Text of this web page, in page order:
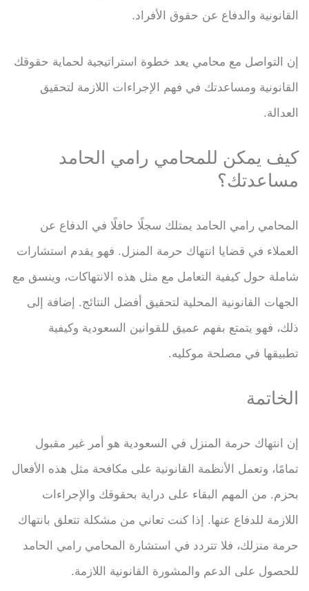
القانونية والدفاع عن حقوق الأفراد.
إن التواصل مع محامي يعد خطوة استراتيجية لحماية حقوقك
القانونية ومساعدتك في فهم الإجراءات اللازمة لتحقيق
العدالة.
كيف يمكن للمحامي رامي الحامد
مساعدتك؟
المحامي رامي الحامد يمتلك سجلًا حافلًا في الدفاع عن
العملاء في قضايا انتهاك حرمة المنزل. فهو يقدم استشارات
شاملة حول كيفية التعامل مع مثل هذه الانتهاكات، وينسق مع
الجهات القانونية المحلية لتحقيق أفضل النتائج. إضافة إلى
ذلك، فهو يتمتع بفهم عميق للقوانين السعودية وكيفية
تطبيقها في مصلحة موكليه.
الخاتمة
إن انتهاك حرمة المنزل في السعودية هو أمر غير مقبول
تمامًا، وتعمل الأنظمة القانونية على مكافحة مثل هذه الأفعال
بحزم. من المهم البقاء على دراية بحقوقك والإجراءات
اللازمة للدفاع عنها. إذا كنت تعاني من مشكلة تتعلق بانتهاك
حرمة منزلك، فلا تتردد في استشارة المحامي رامي الحامد
للحصول على الدعم والمشورة القانونية اللازمة.